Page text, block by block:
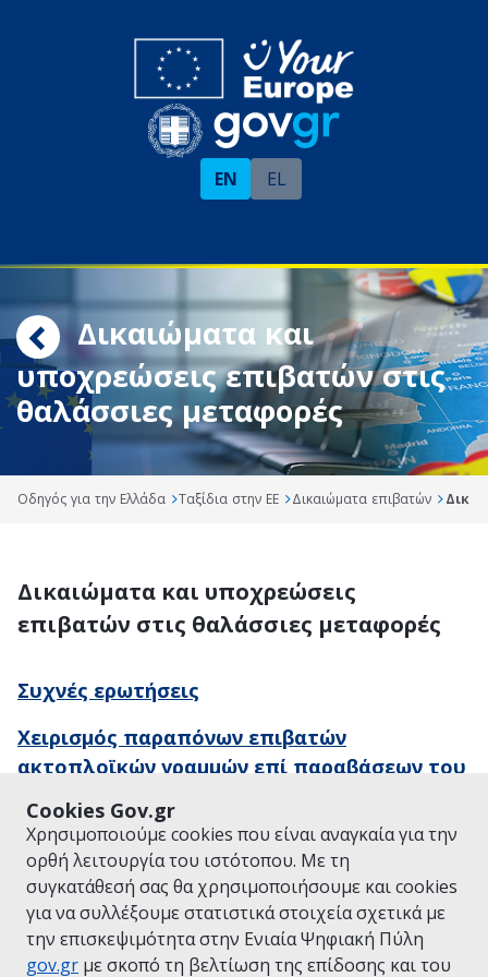
Cookies Gov.gr
Χρησιμοποιούμε cookies που είναι αναγκαία για την
ορθή λειτουργία του ιστότοπου. Με τη
συγκατάθεσή σας θα χρησιμοποιήσουμε και cookies
για να συλλέξουμε στατιστικά στοιχεία σχετικά με
την επισκεψιμότητα στην Ενιαία Ψηφιακή Πύλη
gov.gr με σκοπό τη βελτίωση της επίδοσης και του
EN EL
Δικαιώματα και
υποχρεώσεις επιβατών στις
θαλάσσιες μεταφορές
Οδηγός για την Ελλάδα Ταξίδια στην ΕΕ Δικαιώματα επιβατών
Δικαιώματα και υποχρεώσεις
επιβατών στις θαλάσσιες μεταφορές
Συχνές ερωτήσεις
Χειρισμός παραπόνων επιβατών
ακτοπλοϊκών γραμμών επί παραβάσεων του
ΕΠΙΣΚΕΦΘΕΙΤΕ ΤΟ GOV.GR ΤΟΜΕΙΣ ΠΟΛΙΤΙΚΗΣ
© Copyright 2026 - Υλοποίηση από το Υπουργείο Ψηφιακής
Διακυβέρνησης